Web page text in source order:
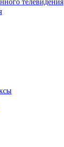
телевидения